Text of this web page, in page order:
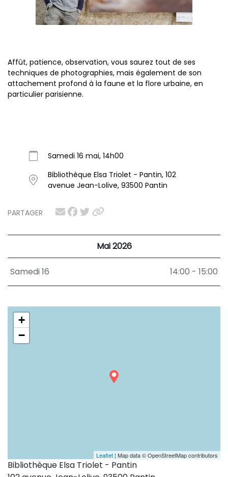
PARTAGER
Mai 2026
Samedi 16 14:00 - 15:00
+
−
Leaflet | Map data © OpenStreetMap contributors
Bibliothèque Elsa Triolet - Pantin
Affût, patience, observation, vous saurez tout de ses
techniques de photographies, mais également de son
attachement profond à la faune et la flore urbaine, en
particulier parisienne.
Samedi 16 mai, 14h00
Bibliothèque Elsa Triolet - Pantin, 102
avenue Jean-Lolive, 93500 Pantin